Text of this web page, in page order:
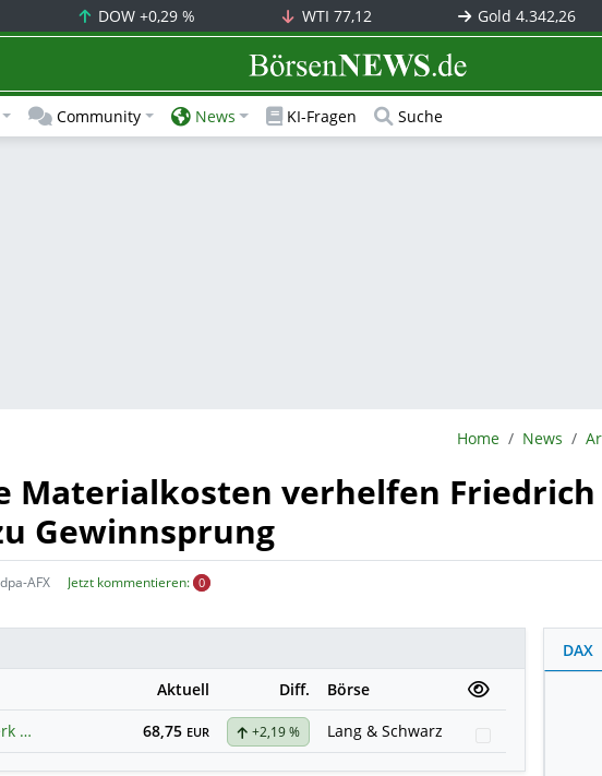
DOW+0,29 % WTI 77,12 Gold4.342,26
BörsenNEWS.de
Community News KI-Fragen Suche
BörsenNEWS.de
Home News
Materialkosten verhelfen Friedrich
Gewinnsprung
AFX Jetzt kommentieren: 0
Aktuell Diff.
Börse
68,75 EUR +2,19 % Lang & Schwarz
DAX